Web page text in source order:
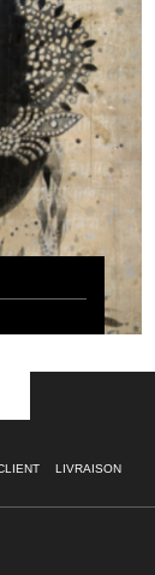
LIVRAISON